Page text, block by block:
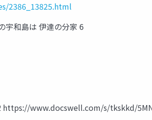
2386_13825.html
宇和島は 伊達の分家 6
https://www.docswell.com/s/tkskkd/